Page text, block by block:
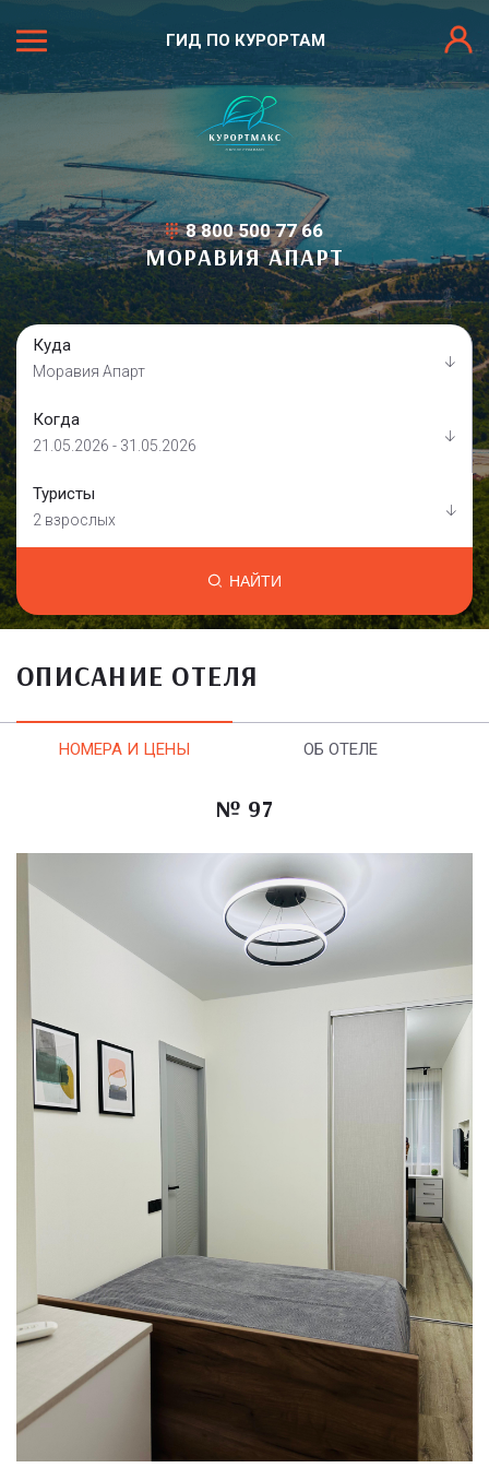
ГИД ПО КУРОРТАМ
8 800 500 77 66
МОРАВИЯ АПАРТ
Куда
Моравия Апарт
Когда
21.05.2026 - 31.05.2026
Туристы
2 взрослых
НАЙТИ
ОПИСАНИЕ ОТЕЛЯ
НОМЕРА И ЦЕНЫ ОБ ОТЕЛЕ
№ 97